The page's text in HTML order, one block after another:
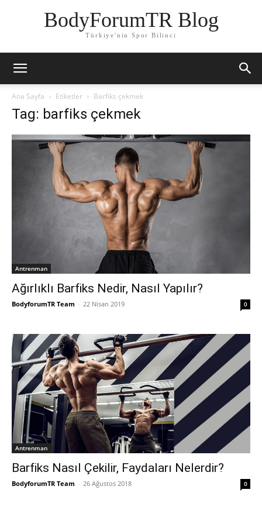
BodyForumTR Blog
Türkiye'nin Spor Bilinci
Ana Sayfa Etiketler Barfiks çekmek
Tag: barfiks çekmek
Antrenman
Ağırlıklı Barfiks Nedir, Nasıl Yapılır?
BodyforumTR Team - 22 Nisan 2019 0
Antrenman
Barfiks Nasıl Çekilir, Faydaları Nelerdir?
BodyforumTR Team - 26 Ağustos 2018 0